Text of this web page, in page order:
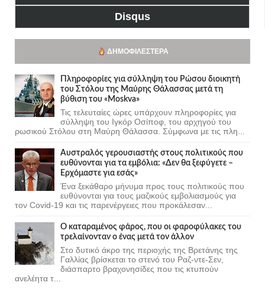
Disqus
ΔΗΜΟΦΙΛΈΣΤΕΡΑ
Πληροφορίες για σύλληψη του Ρώσου διοικητή
του Στόλου της Mαύρης Θάλασσας μετά τη
βύθιση του «Moskva»
Τις τελευταίες ώρες υπάρχουν πληροφορίες για
σύλληψη του Ιγκόρ Οσίποφ, του αρχηγού του
ρωσικού Στόλου στη Μαύρη Θάλασσα. Σύμφωνα με τις πλη...
Αυστραλός γερουσιαστής στους πολιτικούς που
ευθύνονται για τα εμβόλια: «Δεν θα ξεφύγετε –
Ερχόμαστε για εσάς»
Ένα ξεκάθαρο μήνυμα προς τους πολιτικούς που
ευθύνονται για τους μαζικούς εμβολιασμούς για
τον Covid-19 και τις παρενέργειες που προκάλεσαν...
Ο καταραμένος φάρος, που οι φαροφύλακες του
τρελαίνονταν ο ένας μετά τον άλλον
Στο δυτικό άκρο της περιοχής της Βρετάνης της
Γαλλίας βρίσκεται το στενό του Ραζ-ντε-Σεν,
διάσπαρτο βραχονησίδες που τις κτυπούν
ανελέητα τ...